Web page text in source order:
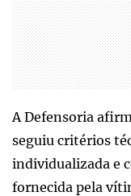
A Defensoria
seguiu critérios
individualizada e
fornecida pela